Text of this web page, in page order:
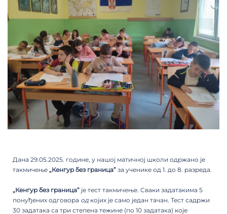
Дана 29.05.2025. године, у нашој матичној школи одржано је
такмичење „Кенгур без граница” за ученике од 1. до 8. разреда.
„Кенгур без граница” је тест такмичење. Сваки задатакима 5
понуђених одговора од којих је само један тачан. Тест садржи
30 задатака са три степена тежине (по 10 задатака) које